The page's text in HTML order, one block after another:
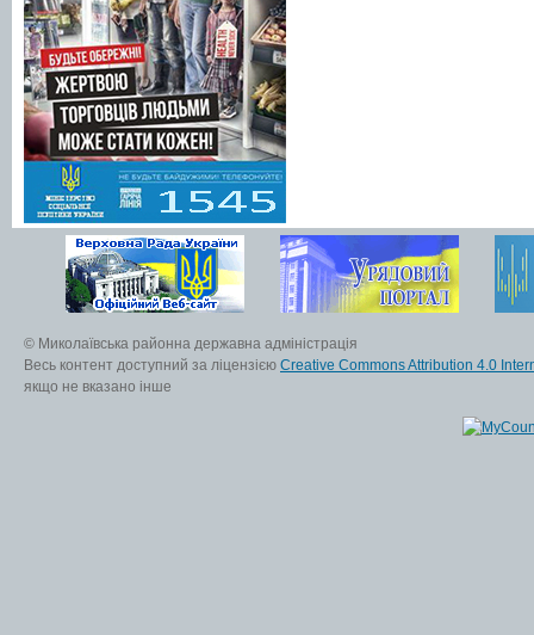
© Миколаївська районна державна адміністрація
Весь контент доступний за ліцензією Creative Commons Attribution 4.0
якщо не вказано інше